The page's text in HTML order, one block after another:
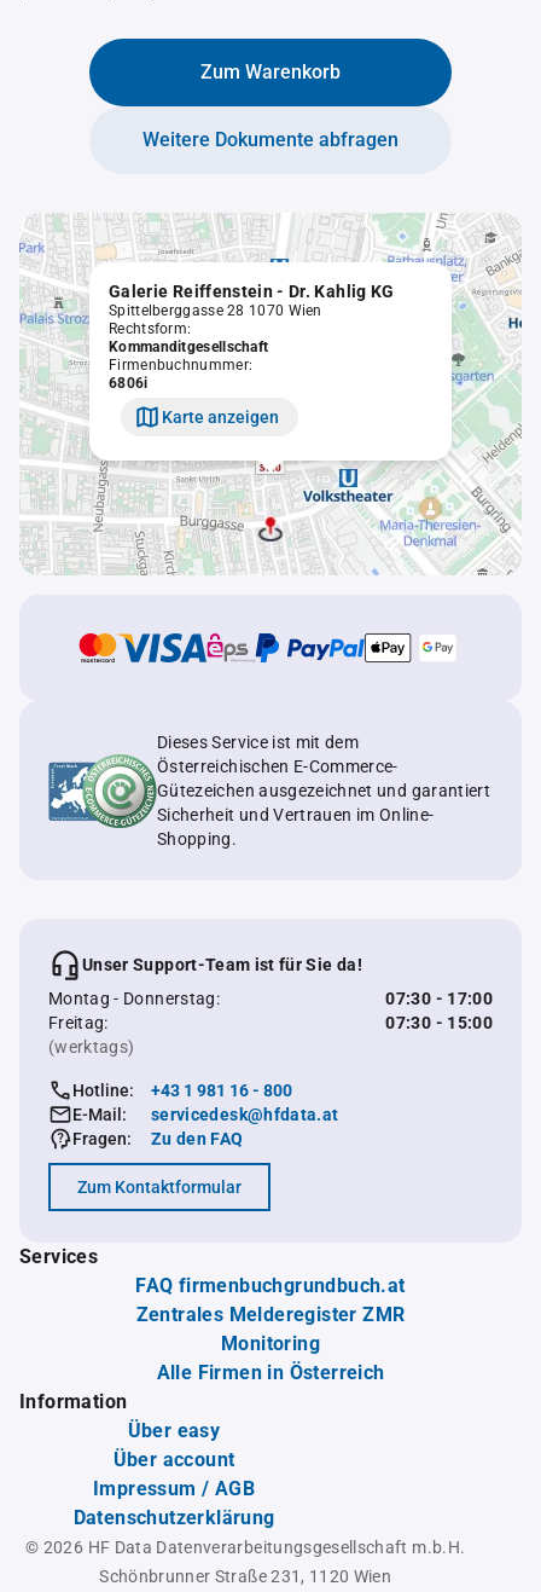
Zum Warenkorb
Weitere Dokumente abfragen
Galerie Reiffenstein - Dr. Kahlig KG
Spittelberggasse 28 1070 Wien
Rechtsform:
Kommanditgesellschaft
Firmenbuchnummer:
6806i
Karte anzeigen
Dieses Service ist mit dem
Österreichischen E-Commerce-
Gütezeichen ausgezeichnet und garantiert
Sicherheit und Vertrauen im Online-
Shopping.
Unser Support-Team ist für Sie da!
Montag - Donnerstag:
07:30 - 17:00
Freitag:
07:30 - 15:00
(werktags)
Hotline:
+43 1 981 16 - 800
E-Mail:
servicedesk@hfdata.at
Fragen:
Zu den FAQ
Zum Kontaktformular
Services
FAQ firmenbuchgrundbuch.at
Zentrales Melderegister ZMR
Monitoring
Alle Firmen in Österreich
Information
Über easy
Über account
Impressum / AGB
Datenschutzerklärung
© 2026 HF Data Datenverarbeitungsgesellschaft m.b.H.
Schönbrunner Straße 231, 1120 Wien